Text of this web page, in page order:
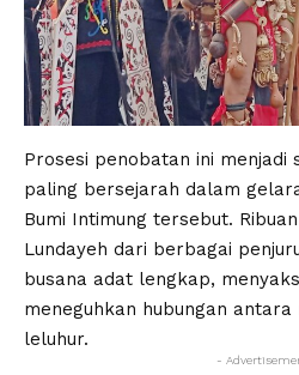
Prosesi penobatan ini menjadi
paling bersejarah dalam
Bumi Intimung tersebut.
Lundayeh dari berbagai
busana adat lengkap,
meneguhkan hubungan antara
leluhur.
-